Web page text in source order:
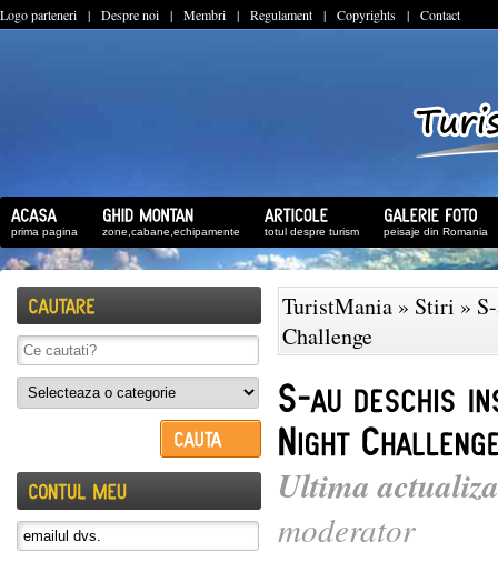
Logo parteneri | Despre noi | Membri | Regulament | Copyrights | Contact
prima pagina zone,cabane,echipamente totul despre turism peisaje din Romania
TuristMania » Stiri »
Challenge
Ultima
moderator